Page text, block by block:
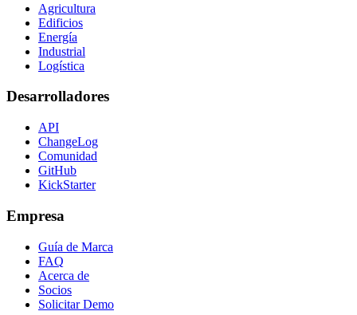
Agricultura
Edificios
Energía
Industrial
Logística
Desarrolladores
API
ChangeLog
Comunidad
GitHub
KickStarter
Empresa
Guía de Marca
FAQ
Acerca de
Socios
Solicitar Demo